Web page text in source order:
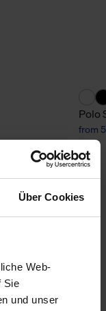
Über Cookies
Web-
Sie
und unser
Polo
from
business